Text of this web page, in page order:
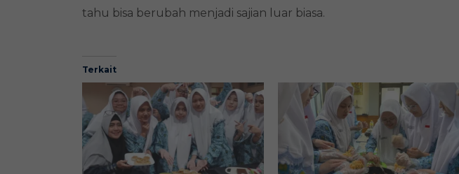
tahu bisa berubah menjadi sajian luar biasa.
Terkait